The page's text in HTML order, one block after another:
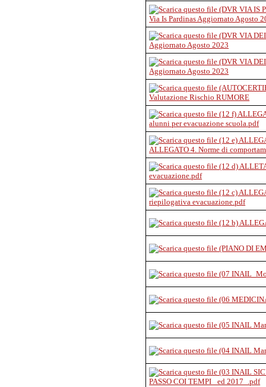
Via Is Pardinas Aggiornato Agosto
Aggiornato Agosto 2023
Aggiornato Agosto 2023
Valutazione Rischio RUMORE
alunni per evacuazione scuola.pdf
ALLEGATO 4. Norme di
evacuazione.pdf
riepilogativa evacuazione.pdf
PASSO COI TEMPI_ ed 2017_.pdf